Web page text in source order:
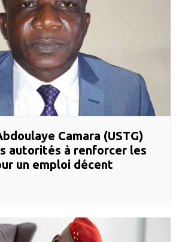
Camara (USTG)
autorités à renforcer les
un emploi décent